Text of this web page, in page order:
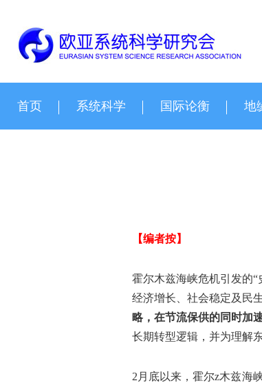
首页 系统科学 国际论衡 地
【编者按】
霍尔木兹海峡危机引发的
经济增长、社会稳定及民
略，在节流保供的同时加
长期转型逻辑，并为理解
2月底以来，霍尔z木兹海